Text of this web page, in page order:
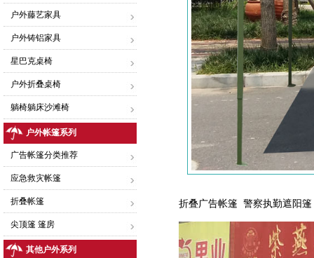
户外藤艺家具
户外铸铝家具
星巴克桌椅
户外折叠桌椅
躺椅躺床沙滩椅
户外帐篷系列
广告帐篷分类推荐
应急救灾帐篷
折叠帐篷
尖顶篷 篷房
其他户外系列
折叠广告帐篷 警察执勤遮